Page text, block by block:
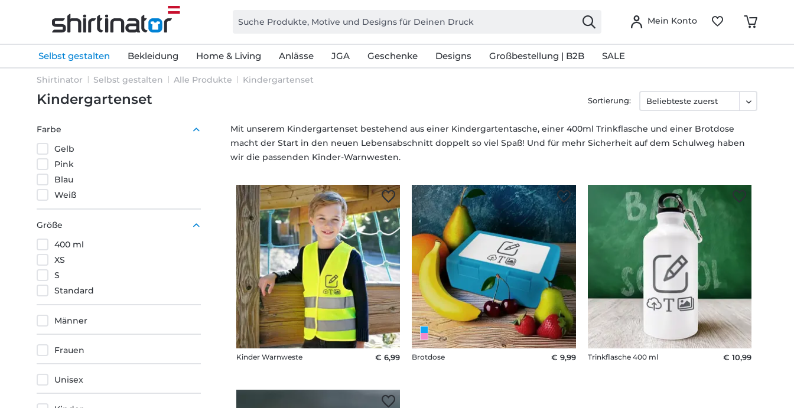
Mein Konto
Selbst gestalten Bekleidung Home & Living Anlässe JGA Geschenke Designs Großbestellung | B2B SALE
Shirtinator Selbst gestalten Alle Produkte Kindergartenset
Kindergartenset
Farbe
Gelb
Pink
Blau
Weiß
Größe
400 ml
XS
S
Standard
Männer
Frauen
Unisex
Mit unserem Kindergartenset bestehend aus einer Kindergartentasche, einer 400ml Trinkflasche und einer Brotdose
macht der Start in den neuen Lebensabschnitt doppelt so viel Spaß! Und für mehr Sicherheit auf dem Schulweg haben
wir die passenden Kinder-Warnwesten.
Sortierung:
Kinder Warnweste € 6,99 Brotdose € 9,99 Trinkflasche 400 ml € 10,99